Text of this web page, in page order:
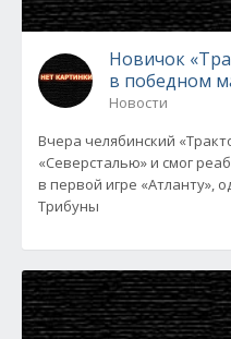
Новичок
в победном
Новости
Вчера челябинский
«Северсталью» и смог
в первой игре «Атланту»,
Трибуны